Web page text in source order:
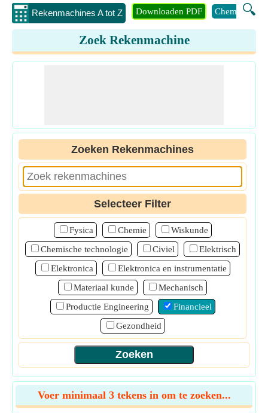
Rekenmachines A tot Z 🔍
Downloaden PDF Chemie
Zoek Rekenmachine
Zoeken Rekenmachines
Selecteer Filter
Fysica Chemie
Wiskunde
Chemische technologie
Civiel
Elektrisch
Elektronica
Elektronica en instrumentatie
Materiaal kunde
Mechanisch
Productie Engineering
Financieel
Gezondheid
Voer minimaal 3 tekens in om te zoeken...